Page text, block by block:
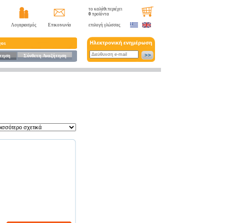
Λογαριασμός Επικοινωνία
Σύνθετη Αναζήτηση
το καλάθι περιέχει
0 προϊόντα
επιλογή γλώσσας